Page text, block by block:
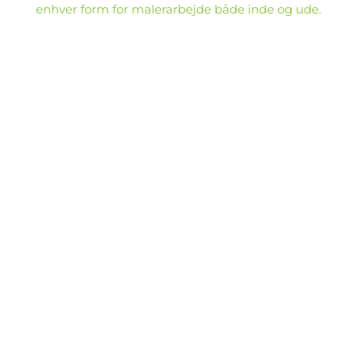
enhver form for malerarbejde både inde og ude.​